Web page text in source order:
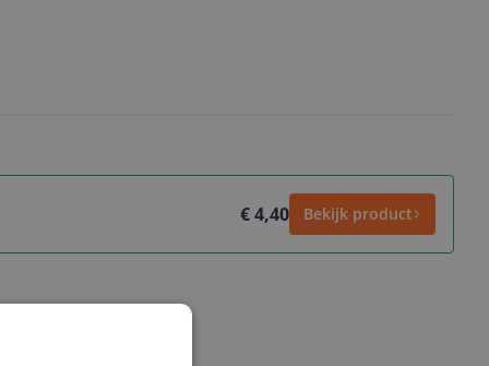
€ 4,40 Bekijk product